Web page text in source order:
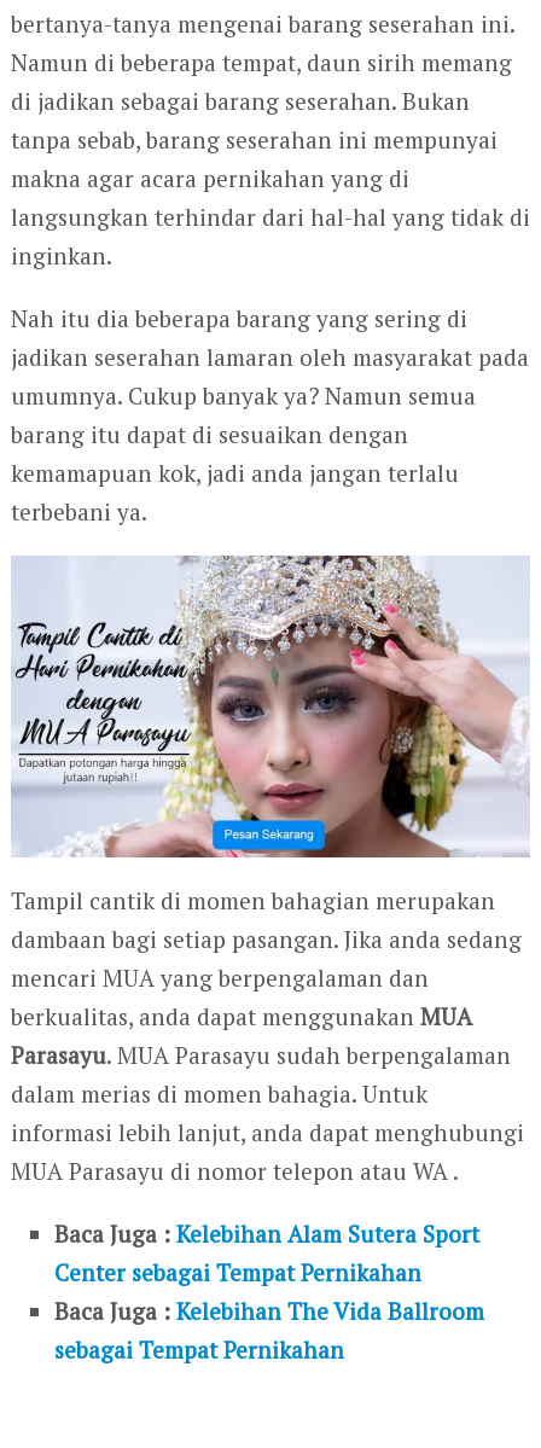
bertanya-tanya mengenai barang seserahan ini.
Namun di beberapa tempat, daun sirih memang
di jadikan sebagai barang seserahan. Bukan
tanpa sebab, barang seserahan ini mempunyai
makna agar acara pernikahan yang di
langsungkan terhindar dari hal-hal yang tidak di
inginkan.
Nah itu dia beberapa barang yang sering di
jadikan seserahan lamaran oleh masyarakat pada
umumnya. Cukup banyak ya? Namun semua
barang itu dapat di sesuaikan dengan
kemamapuan kok, jadi anda jangan terlalu
terbebani ya.
Tampil cantik di momen bahagian merupakan
dambaan bagi setiap pasangan. Jika anda sedang
mencari MUA yang berpengalaman dan
berkualitas, anda dapat menggunakan MUA
Parasayu. MUA Parasayu sudah berpengalaman
dalam merias di momen bahagia. Untuk
informasi lebih lanjut, anda dapat menghubungi
MUA Parasayu di nomor telepon atau WA .
Baca Juga :Kelebihan Alam Sutera Sport
Center sebagai Tempat Pernikahan
Baca Juga :Kelebihan The Vida Ballroom
sebagai Tempat Pernikahan